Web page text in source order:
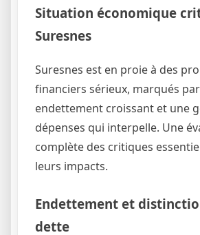
Situation économique
Suresnes
Suresnes est en proie à des
financiers sérieux, marqués
endettement croissant et une
dépenses qui interpelle. Une
complète des critiques
leurs impacts.
Endettement et
dette